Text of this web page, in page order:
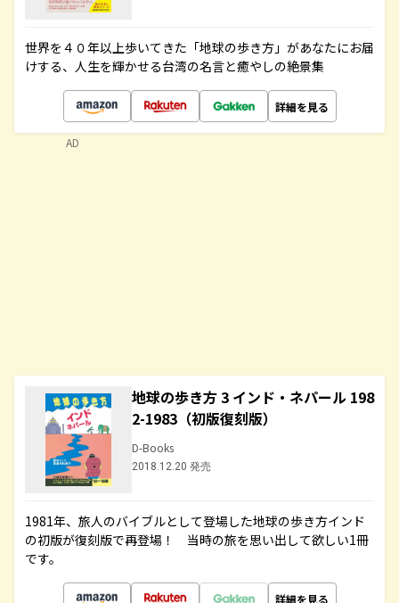
世界を４０年以上歩いてきた「地球の歩き方」があなたにお届
けする、人生を輝かせる台湾の名言と癒やしの絶景集
詳細を見る
地球の歩き方 3 インド・ネパール 198
2-1983（初版復刻版）
D-Books
2018.12.20 発売
1981年、旅人のバイブルとして登場した地球の歩き方インド
の初版が復刻版で再登場！ 当時の旅を思い出して欲しい1冊
です。
詳細を見る
AD